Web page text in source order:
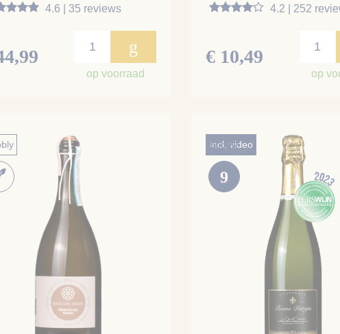
4.6 | 35 reviews
g
op voorraad
4.2 | 252
€ 10,49
op
Bubbly
9
Incl. video